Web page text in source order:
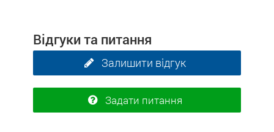
Відгуки та питання
Залишити відгук
Задати питання